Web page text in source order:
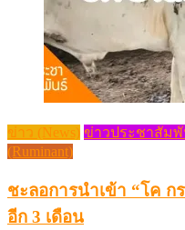
ข่าว (News) ข่าวประชาสัมพั
(Ruminant)
ชะลอการนำเข้า “โค ก
อีก 3 เดือน